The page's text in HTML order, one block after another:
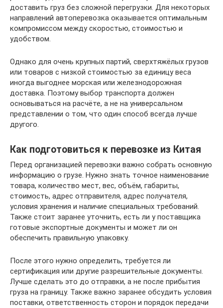
доставить груз без сложной перегрузки. Для некоторых
направлений автоперевозка оказывается оптимальным
компромиссом между скоростью, стоимостью и
удобством.
Однако для очень крупных партий, сверхтяжёлых грузов
или товаров с низкой стоимостью за единицу веса
иногда выгоднее морская или железнодорожная
доставка. Поэтому выбор транспорта должен
основываться на расчёте, а не на универсальном
представлении о том, что один способ всегда лучше
другого.
Как подготовиться к перевозке из Китая
Перед организацией перевозки важно собрать основную
информацию о грузе. Нужно знать точное наименование
товара, количество мест, вес, объём, габариты,
стоимость, адрес отправителя, адрес получателя,
условия хранения и наличие специальных требований.
Также стоит заранее уточнить, есть ли у поставщика
готовые экспортные документы и может ли он
обеспечить правильную упаковку.
После этого нужно определить, требуется ли
сертификация или другие разрешительные документы.
Лучше сделать это до отправки, а не после прибытия
груза на границу. Также важно заранее обсудить условия
поставки, ответственность сторон и порядок передачи